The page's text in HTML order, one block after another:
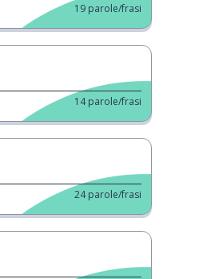
19 parole/frasi
14 parole/frasi
24 parole/frasi